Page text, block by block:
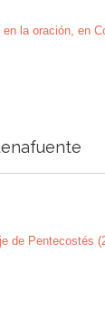
en la oración, en
de Pentecostés